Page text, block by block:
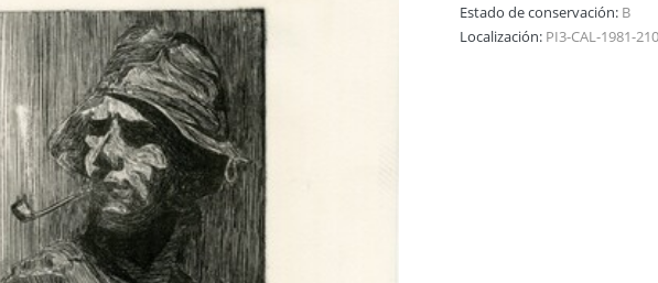
Estado de conservación: B
Localización: PI3-CAL-1981-210